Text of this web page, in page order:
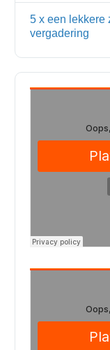
5 x een lekkere
vergadering